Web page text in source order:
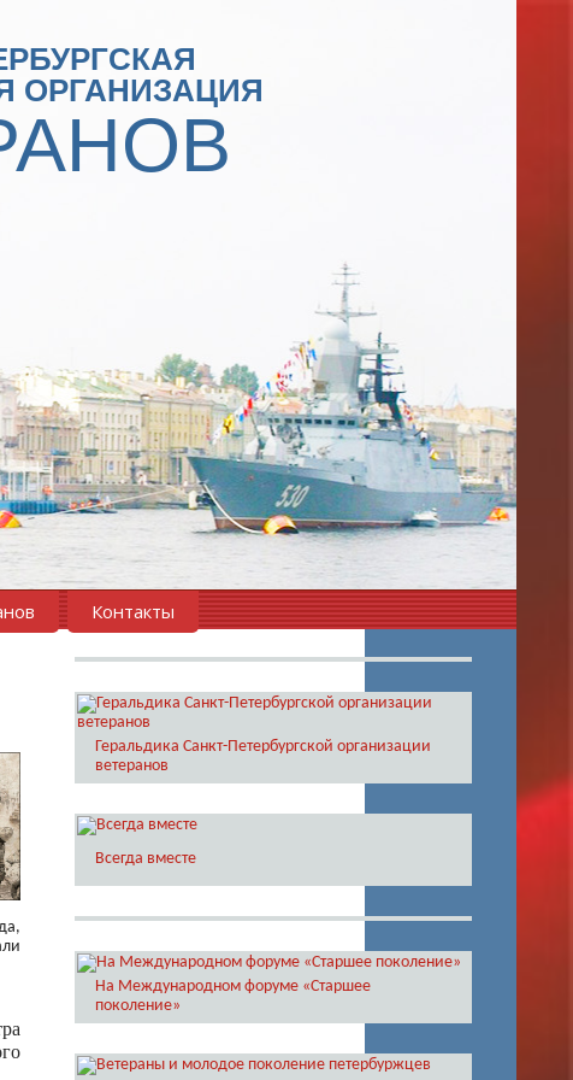
ОРГАНИЗАЦИЯ
Контакты
Геральдика Санкт-Петербургской организации
ветеранов
Всегда вместе
На Международном форуме «Старшее
поколение»